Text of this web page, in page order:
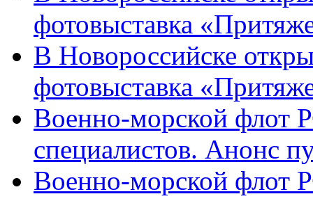
фотовыставка
В Новороссийске
фотовыставка
Военно-морской флот
специалистов. Анонс
Военно-морской флот